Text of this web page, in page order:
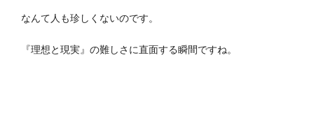
なんて人も珍しくないのです。
『理想と現実』の難しさに直面する瞬間ですね。